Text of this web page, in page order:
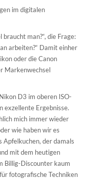
im digitalen
man?“, die Frage:
arbeiten?“ Damit einher
oder die Canon
Markenwechsel
D3 im oberen ISO-
exzellente Ergebnisse.
mich immer wieder
wie haben wir es
Apfelkuchen, der damals
mit dem heutigen
Billig-Discounter kaum
fotografische Techniken